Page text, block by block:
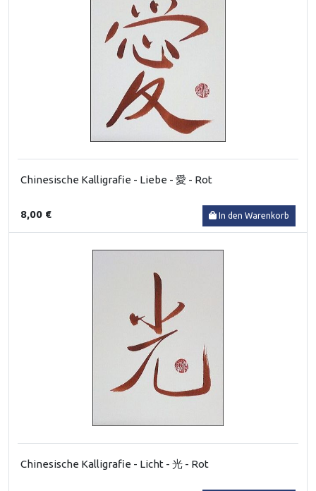
Chinesische Kalligrafie - Liebe - 愛 - Rot
8,00 € In den Warenkorb
Chinesische Kalligrafie - Licht - 光 - Rot